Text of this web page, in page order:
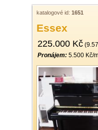
katalogové id: 1651
Essex
225.000 Kč
Pronájem: 5.500 Kč/